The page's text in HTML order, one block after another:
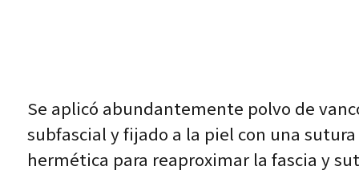
Se aplicó abundantemente polvo de
subfascial y fijado a la piel con una
hermética para reaproximar la fascia y